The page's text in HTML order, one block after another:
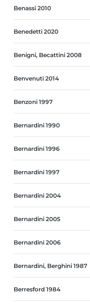
Benassi 2010
Benedetti 2020
Benigni, Becattini 2008
Benvenuti 2014
Benzoni 1997
Bernardini 1990
Bernardini 1996
Bernardini 1997
Bernardini 2004
Bernardini 2005
Bernardini 2006
Bernardini, Berghini 1987
Berresford 1984